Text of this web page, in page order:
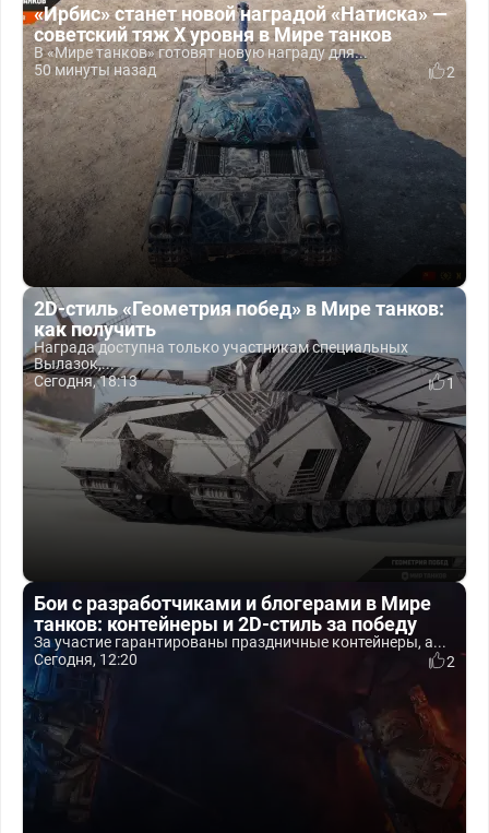
«Ирбис» станет новой наградой «Натиска» —
советский тяж X уровня в Мире танков
В «Мире танков» готовят новую награду для...
50 минуты назад
2
2D-стиль «Геометрия побед» в Мире танков:
как получить
Награда доступна только участникам специальных
Вылазок,...
Сегодня, 18:13
1
Бои с разработчиками и блогерами в Мире
танков: контейнеры и 2D-стиль за победу
За участие гарантированы праздничные контейнеры, а...
Сегодня, 12:20
2